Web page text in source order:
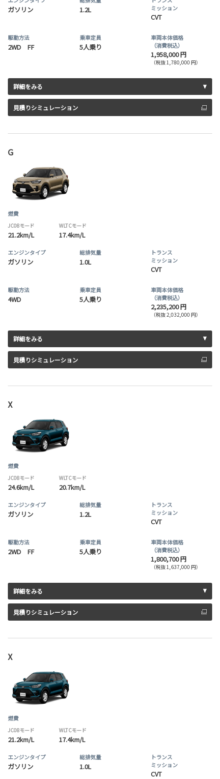
ガソリン 1.2L
ミッション
CVT
駆動方法
2WD FF
乗車定員
5人乗り
車両本体価格
（消費税込）
1,958,000 円
（税抜 1,780,000 円）
詳細をみる
見積りシミュレーション
G
燃費
JC08モード
21.2km/L
WLTCモード
17.4km/L
エンジンタイプ
ガソリン
総排気量
1.0L
トランス
ミッション
CVT
駆動方法
4WD
乗車定員
5人乗り
車両本体価格
（消費税込）
2,235,200 円
（税抜 2,032,000 円）
詳細をみる
見積りシミュレーション
X
燃費
JC08モード
24.6km/L
WLTCモード
20.7km/L
エンジンタイプ
ガソリン
総排気量
1.2L
トランス
ミッション
CVT
駆動方法
2WD FF
乗車定員
5人乗り
車両本体価格
（消費税込）
1,800,700 円
（税抜 1,637,000 円）
詳細をみる
見積りシミュレーション
X
燃費
JC08モード
21.2km/L
WLTCモード
17.4km/L
エンジンタイプ
ガソリン
総排気量
1.0L
トランス
ミッション
CVT